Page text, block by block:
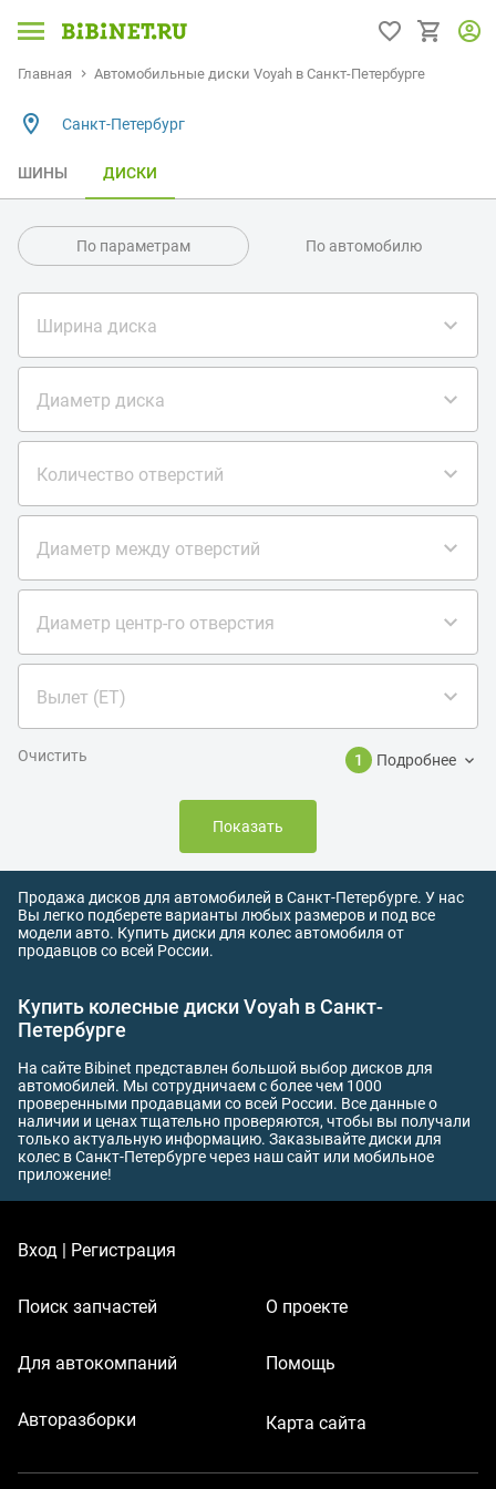
Главная Автомобильные диски Voyah в Санкт-Петербурге
Санкт-Петербург
ШИНЫ ДИСКИ
По параметрам По автомобилю
Ширина диска
Диаметр диска
Количество отверстий
Диаметр между отверстий
Диаметр центр-го отверстия
Вылет (ET)
Очистить 1 Подробнее
Показать
Продажа дисков для автомобилей в Санкт-Петербурге. У нас
Вы легко подберете варианты любых размеров и под все
модели авто. Купить диски для колес автомобиля от
продавцов со всей России.
Купить колесные диски Voyah в Санкт-
Петербурге
На сайте Bibinet представлен большой выбор дисков для
автомобилей. Мы сотрудничаем с более чем 1000
проверенными продавцами со всей России. Все данные о
наличии и ценах тщательно проверяются, чтобы вы получали
только актуальную информацию. Заказывайте диски для
колес в Санкт-Петербурге через наш сайт или мобильное
приложение!
Вход | Регистрация
Поиск запчастей
Для автокомпаний
Авторазборки
О проекте
Помощь
Карта сайта